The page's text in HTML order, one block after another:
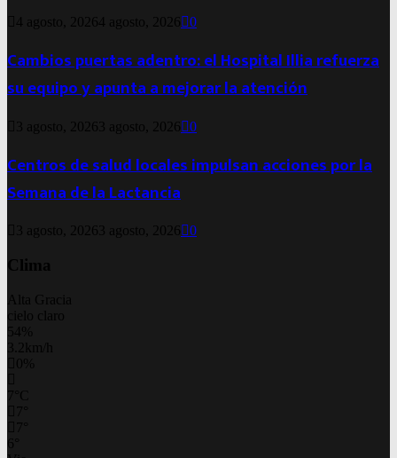
4 agosto, 20264 agosto, 2026 0
Cambios puertas adentro: el Hospital Illia refuerza
su equipo y apunta a mejorar la atención
3 agosto, 2026 3 agosto, 2026 0
Centros de salud locales impulsan acciones por la
Semana de la Lactancia
3 agosto, 2026 3 agosto, 2026 0
Clima
Alta Gracia
cielo claro
54%
3.2km/h
0%
7 C
7
7
6